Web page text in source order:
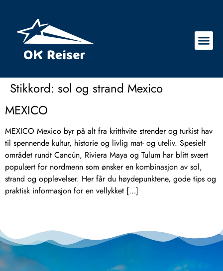
Stikkord: sol og strand Mexico
MEXICO
MEXICO Mexico byr på alt fra kritthvite strender og turkist hav
til spennende kultur, historie og livlig mat- og uteliv. Spesielt
området rundt Cancún, Riviera Maya og Tulum har blitt svært
populært for nordmenn som ønsker en kombinasjon av sol,
strand og opplevelser. Her får du høydepunktene, gode tips og
praktisk informasjon for en vellykket […]